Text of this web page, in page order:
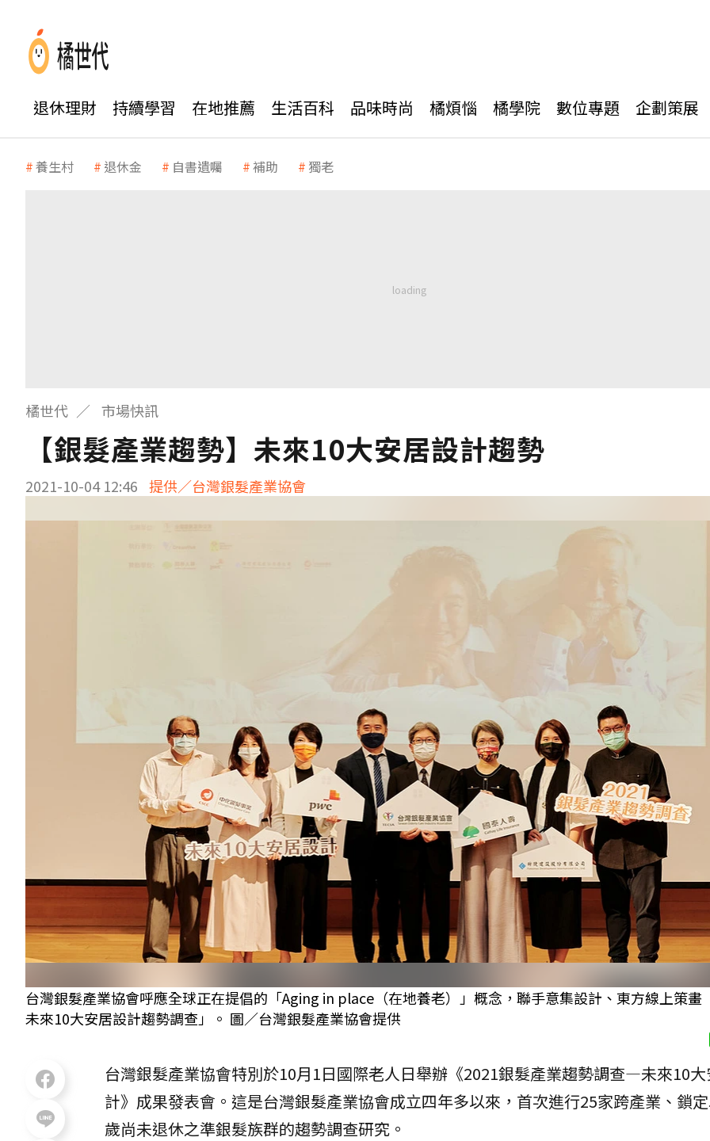
退休理財 持續學習 在地推薦 生活百科 品味時尚 橘煩惱 橘學院 數位專題 企劃策展
養生村 退休金 自書遺囑 補助 獨老
橘世代 市場快訊
【銀髮產業趨勢】未來10大安居設計趨勢
2021-10-04 12:46 提供／台灣銀髮產業協會
台灣銀髮產業協會呼應全球正在提倡的「Aging in place（在地養老）」概念，聯手意集設計、東方線上策畫
未來10大安居設計趨勢調查」。 圖／台灣銀髮產業協會提供
台灣銀髮產業協會特別於10月1日國際老人日舉辦《2021銀髮產業趨勢調查—未來10
計》成果發表會。這是台灣銀髮產業協會成立四年多以來，首次進行25家跨產業、鎖
歲尚未退休之準銀髮族群的趨勢調查研究。